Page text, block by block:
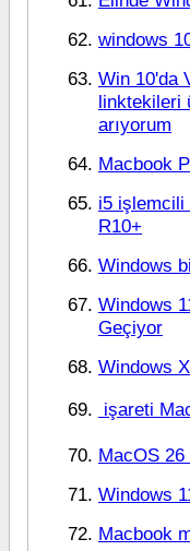
windows
Win 10'da
linktekileri
arıyorum
Macbook
i5 işlemcili
R10+
Windows
Windows
Geçiyor
Windows
 işareti
MacOS 26
Windows
Macbook